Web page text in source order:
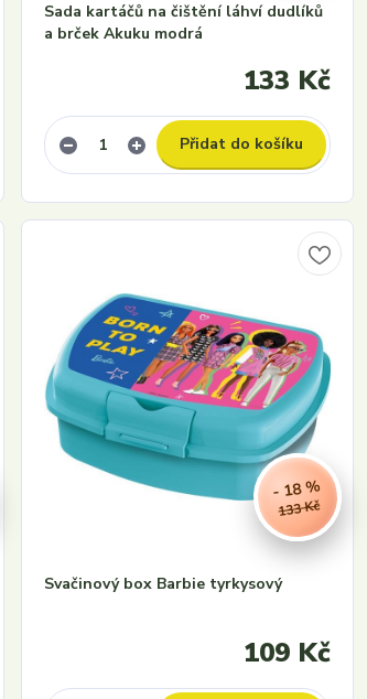
Sada kartáčů na čištění láhví dudlíků
a brček Akuku modrá
133 Kč
Přidat do košíku
133 Kč
- 18 %
Svačinový box Barbie tyrkysový
109 Kč